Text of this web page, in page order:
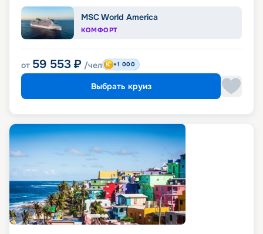
MSC World America
КОМФОРТ
от 59 553 ₽ /чел +1 000
Выбрать круиз